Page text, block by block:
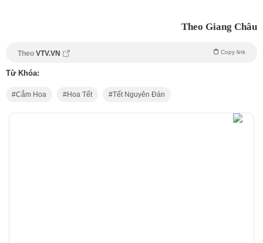
Theo Giang Châu
Theo VTV.VN Copy link
Từ Khóa:
Cắm Hoa Hoa Tết Tết Nguyên Đán